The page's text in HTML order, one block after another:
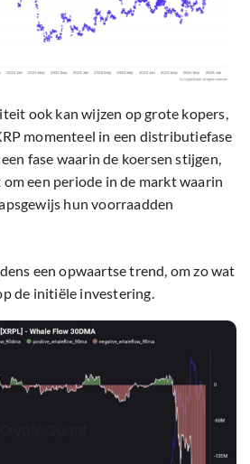
ook kan wijzen op grote kopers,
momenteel in een distributiefase
fase waarin de koersen stijgen,
een periode in de markt waarin
hun voorraadden
een opwaartse trend, om zo wat
de initiële investering.